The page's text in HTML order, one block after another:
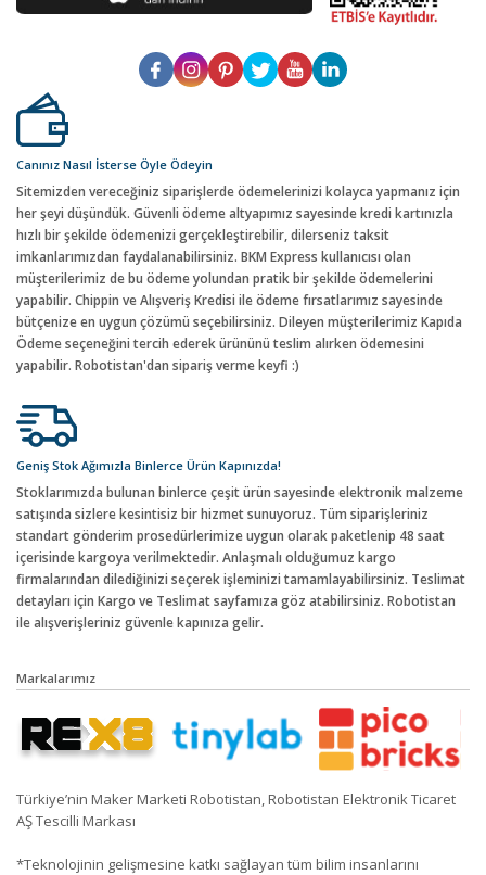
Canınız Nasıl İsterse Öyle Ödeyin
Sitemizden vereceğiniz siparişlerde ödemelerinizi kolayca yapmanız için
her şeyi düşündük. Güvenli ödeme altyapımız sayesinde kredi kartınızla
hızlı bir şekilde ödemenizi gerçekleştirebilir, dilerseniz taksit
imkanlarımızdan faydalanabilirsiniz. BKM Express kullanıcısı olan
müşterilerimiz de bu ödeme yolundan pratik bir şekilde ödemelerini
yapabilir. Chippin ve Alışveriş Kredisi ile ödeme fırsatlarımız sayesinde
bütçenize en uygun çözümü seçebilirsiniz. Dileyen müşterilerimiz Kapıda
Ödeme seçeneğini tercih ederek ürününü teslim alırken ödemesini
yapabilir. Robotistan'dan sipariş verme keyfi :)
Geniş Stok Ağımızla Binlerce Ürün Kapınızda!
Stoklarımızda bulunan binlerce çeşit ürün sayesinde elektronik malzeme
satışında sizlere kesintisiz bir hizmet sunuyoruz. Tüm siparişleriniz
standart gönderim prosedürlerimize uygun olarak paketlenip 48 saat
içerisinde kargoya verilmektedir. Anlaşmalı olduğumuz kargo
firmalarından dilediğinizi seçerek işleminizi tamamlayabilirsiniz. Teslimat
detayları için Kargo ve Teslimat sayfamıza göz atabilirsiniz. Robotistan
ile alışverişleriniz güvenle kapınıza gelir.
Markalarımız
Türkiye’nin Maker Marketi Robotistan, Robotistan Elektronik Ticaret
AŞ Tescilli Markası
*Teknolojinin gelişmesine katkı sağlayan tüm bilim insanlarını